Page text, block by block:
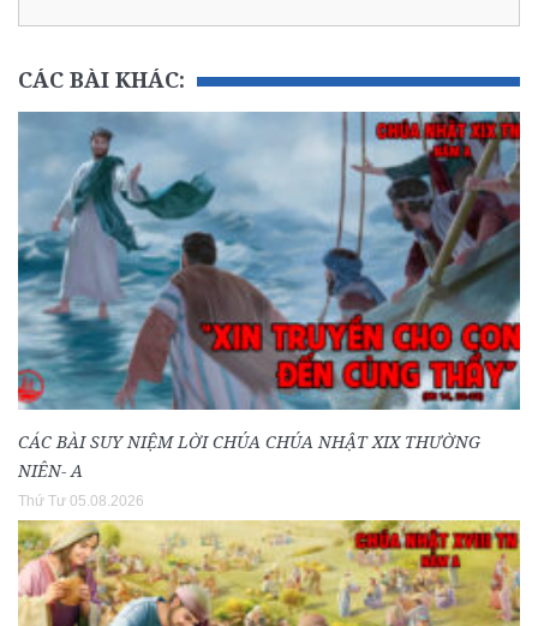
CÁC BÀI KHÁC:
CÁC BÀI SUY NIỆM LỜI CHÚA CHÚA NHẬT XIX THƯỜNG
NIÊN- A
Thứ Tư 05.08.2026